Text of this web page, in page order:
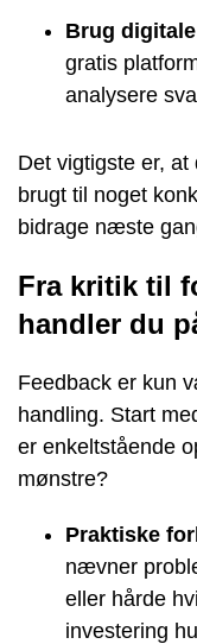
Brug
gratis
analysere
Det vigtigste er,
brugt til noget
bidrage næste
Fra kritik til
handler du
Feedback er kun
handling. Start
er enkeltstående
mønstre?
Praktiske
nævner
eller hårde
investering